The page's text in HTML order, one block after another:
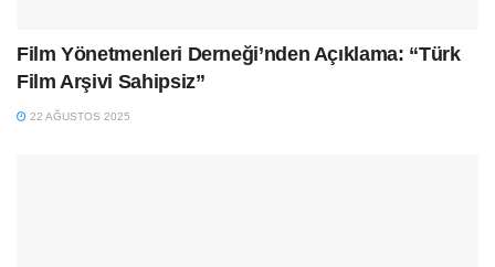
Film Yönetmenleri Derneği’nden Açıklama: “Türk
Film Arşivi Sahipsiz”
22 AĞUSTOS 2025